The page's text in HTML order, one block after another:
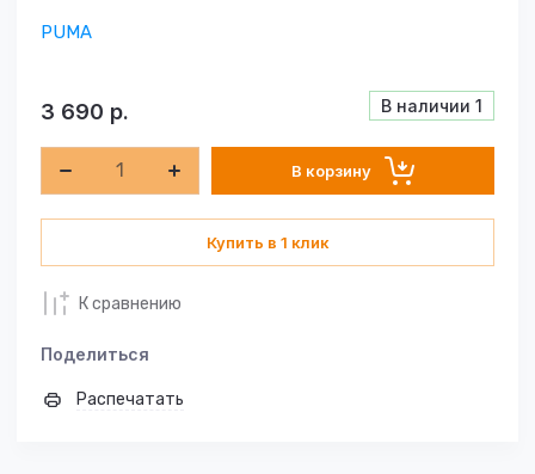
PUMA
В наличии 1
3 690 р.
В корзину
Купить в 1 клик
К сравнению
Поделиться
Распечатать